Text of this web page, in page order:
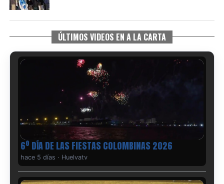
ÚLTIMOS VIDEOS EN A LA CARTA
6º DÍA DE LAS FIESTAS COLOMBINAS 2026
hace 5 días · Huelvatv